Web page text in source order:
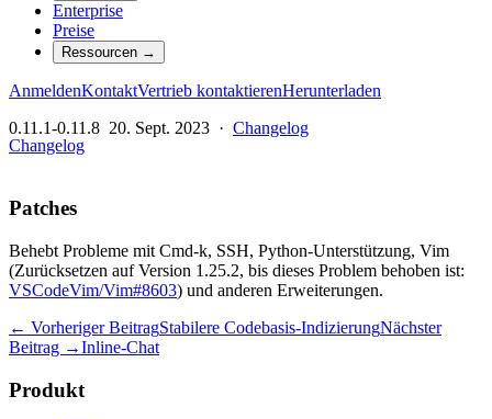
Enterprise
Preise
Ressourcen →
AnmeldenKontaktVertrieb kontaktierenHerunterladen
0.11.1-0.11.8 20. Sept. 2023 · Changelog
Changelog
Patches
Behebt Probleme mit Cmd-k, SSH, Python-Unterstützung, Vim
(Zurücksetzen auf Version 1.25.2, bis dieses Problem behoben ist:
VSCodeVim/Vim#8603) und anderen Erweiterungen.
← Vorheriger BeitragStabilere Codebasis-IndizierungNächster
Beitrag →Inline-Chat
Produkt